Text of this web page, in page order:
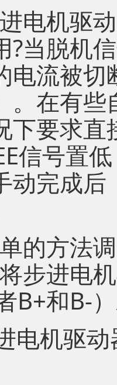
电机驱
?当脱机
电流被
。在有
下要求
信号置
动完成后
的方法
步进电
B+和B-
电机驱